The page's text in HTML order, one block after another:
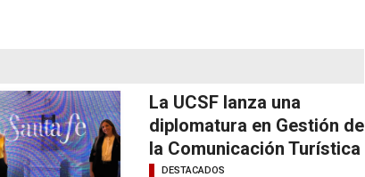
La UCSF lanza una
diplomatura en Gestión de
la Comunicación Turística
DESTACADOS